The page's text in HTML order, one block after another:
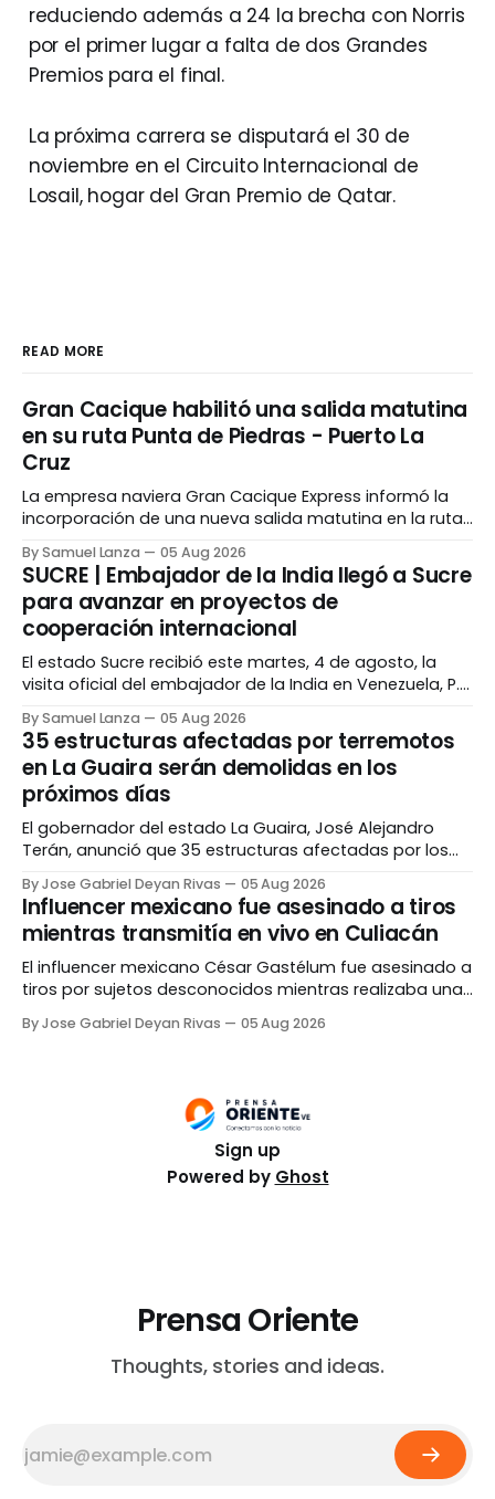
reduciendo además a 24 la brecha con Norris
por el primer lugar a falta de dos Grandes
Premios para el final.
La próxima carrera se disputará el 30 de
noviembre en el Circuito Internacional de
Losail, hogar del Gran Premio de Qatar.
READ MORE
Gran Cacique habilitó una salida matutina
en su ruta Punta de Piedras - Puerto La
Cruz
La empresa naviera Gran Cacique Express informó la
incorporación de una nueva salida matutina en la ruta
comenzará a operar a partir de agosto a bordo del
buque Najibito. La nueva frecuencia estará disponible
los sábados y domingos con zarpe a
By Samuel Lanza 05 Aug 2026
SUCRE | Embajador de la India llegó a Sucre
para avanzar en proyectos de
cooperación internacional
El estado Sucre recibió este martes, 4 de agosto, la
visita oficial del embajador de la India en Venezuela, P.K.
fortalecer la cooperación internacional y promover las
potencialidades de la entidad en áreas como
economía, educación, ciencia y tecnología. Tras un
By Samuel Lanza 05 Aug 2026
35 estructuras afectadas por terremotos
en La Guaira serán demolidas en los
próximos días
El gobernador del estado La Guaira, José Alejandro
Terán, anunció que 35 estructuras afectadas por los
próximos días. Durante una rueda de prensa, Terán
señaló que las edificaciones fueron evaluadas por
equipos de especialistas y que los trabajos serán
realizados bajo
By Jose Gabriel Deyan Rivas 05 Aug 2026
Influencer mexicano fue asesinado a tiros
mientras transmitía en vivo en Culiacán
El influencer mexicano César Gastélum fue asesinado a
tiros por sujetos desconocidos mientras realizaba una
rápida en la ciudad de Culiacán. El hecho ocurrió el
By Jose Gabriel Deyan Rivas 05 Aug 2026
Sign up
Powered by Ghost
Prensa Oriente
Thoughts, stories and ideas.